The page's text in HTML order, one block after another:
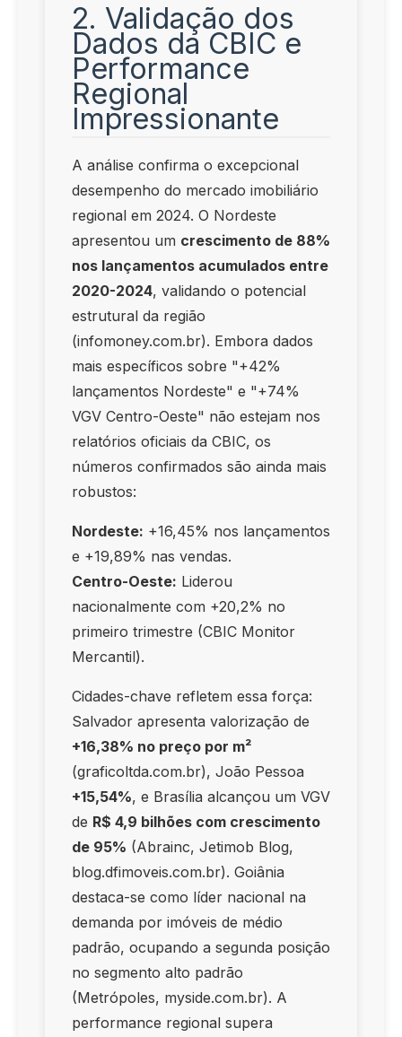
2. Validação dos
Dados da CBIC e
Performance
Regional
Impressionante
A análise confirma o excepcional
desempenho do mercado imobiliário
regional em 2024. O Nordeste
apresentou um crescimento de 88%
nos lançamentos acumulados entre
2020-2024, validando o potencial
estrutural da região
(infomoney.com.br). Embora dados
mais específicos sobre "+42%
lançamentos Nordeste" e "+74%
VGV Centro-Oeste" não estejam nos
relatórios oficiais da CBIC, os
números confirmados são ainda mais
robustos:
Nordeste: +16,45% nos lançamentos
e +19,89% nas vendas.
Centro-Oeste: Liderou
nacionalmente com +20,2% no
primeiro trimestre (CBIC Monitor
Mercantil).
Cidades-chave refletem essa força:
Salvador apresenta valorização de
+16,38% no preço por m²
(graficoltda.com.br), João Pessoa
+15,54%, e Brasília alcançou um VGV
de R$ 4,9 bilhões com crescimento
de 95% (Abrainc, Jetimob Blog,
blog.dfimoveis.com.br). Goiânia
destaca-se como líder nacional na
demanda por imóveis de médio
padrão, ocupando a segunda posição
no segmento alto padrão
(Metrópoles, myside.com.br). A
performance regional supera